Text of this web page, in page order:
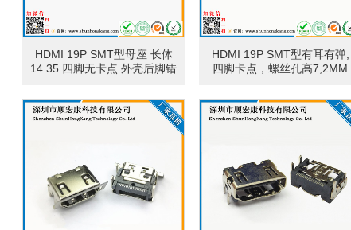
HDMI 19P SMT型母座 长体
14.35 四脚无卡点 外壳后脚错
胶环保防火
HDMI 19P SMT型有耳有弹,
四脚卡点，螺丝孔高7,2MM